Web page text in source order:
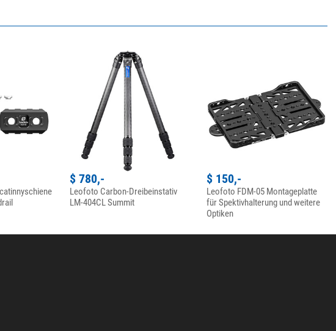
$ 780,-
Leofoto Carbon-Dreibeinstativ
LM-404CL Summit
$ 150,-
Leofoto FDM-05 Montageplatte
für Spektivhalterung und weitere
Optiken